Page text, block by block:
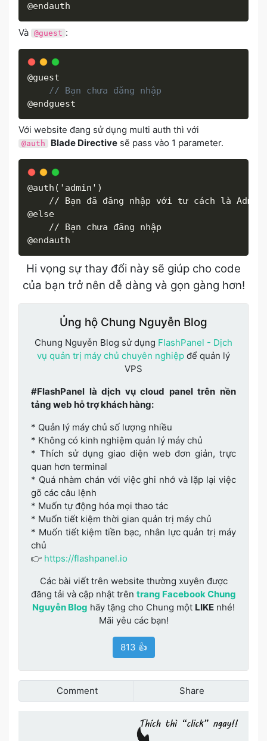
@endauth
Và @guest :
@guest
// Bạn chưa đăng nhập
@endguest
Với website đang sử dụng multi auth thì với
@auth Blade Directive sẽ pass vào 1 parameter.
@auth('admin')
    // Bạn đã đăng nhập với tư cách là Admin
@else
    // Bạn chưa đăng nhập
@endauth
Hi vọng sự thay đổi này sẽ giúp cho code
của bạn trở nên dễ dàng và gọn gàng hơn!
Ủng hộ Chung Nguyễn Blog
Chung Nguyễn Blog sử dụng FlashPanel - Dịch
vụ quản trị máy chủ chuyên nghiệp để quản lý
VPS
#FlashPanel là dịch vụ cloud panel trên nền
tảng web hỗ trợ khách hàng:
* Quản lý máy chủ số lượng nhiều
* Không có kinh nghiệm quản lý máy chủ
* Thích sử dụng giao diện web đơn giản, trực
quan hơn terminal
* Quá nhàm chán với việc ghi nhớ và lặp lại việc
gõ các câu lệnh
* Muốn tự động hóa mọi thao tác
* Muốn tiết kiệm thời gian quản trị máy chủ
* Muốn tiết kiệm tiền bạc, nhân lực quản trị máy
chủ
👉 https://flashpanel.io
Các bài viết trên website thường xuyên được
đăng tải và cập nhật trên trang Facebook Chung
Nguyễn Blog hãy tặng cho Chung một LIKE nhé!
Mãi yêu các bạn!
813 👍
Comment Share
Đánh giá bài viết